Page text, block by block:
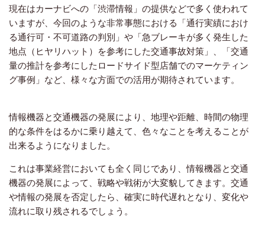
現在はカーナビへの「渋滞情報」の提供などで多く使われて
いますが、今回のような非常事態における「通行実績におけ
る通行可・不可道路の判別」や「急ブレーキが多く発生した
地点（ヒヤリハット）を参考にした交通事故対策」、「交通
量の推計を参考にしたロードサイド型店舗でのマーケティン
グ事例」など、様々な方面での活用が期待されています。
情報機器と交通機器の発展により、地理や距離、時間の物理
的な条件をはるかに乗り越えて、色々なことを考えることが
出来るようになりました。
これは事業経営においても全く同じであり、情報機器と交通
機器の発展によって、戦略や戦術が大変貌してきます。交通
や情報の発展を否定したら、確実に時代遅れとなり、変化や
流れに取り残されるでしょう。